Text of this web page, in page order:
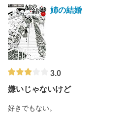
姉の結婚
3.0
嫌いじゃないけど
好きでもない。